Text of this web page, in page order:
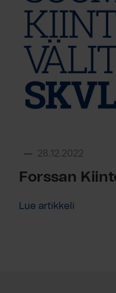
28.12.2022
Forssan
Lue artikkeli